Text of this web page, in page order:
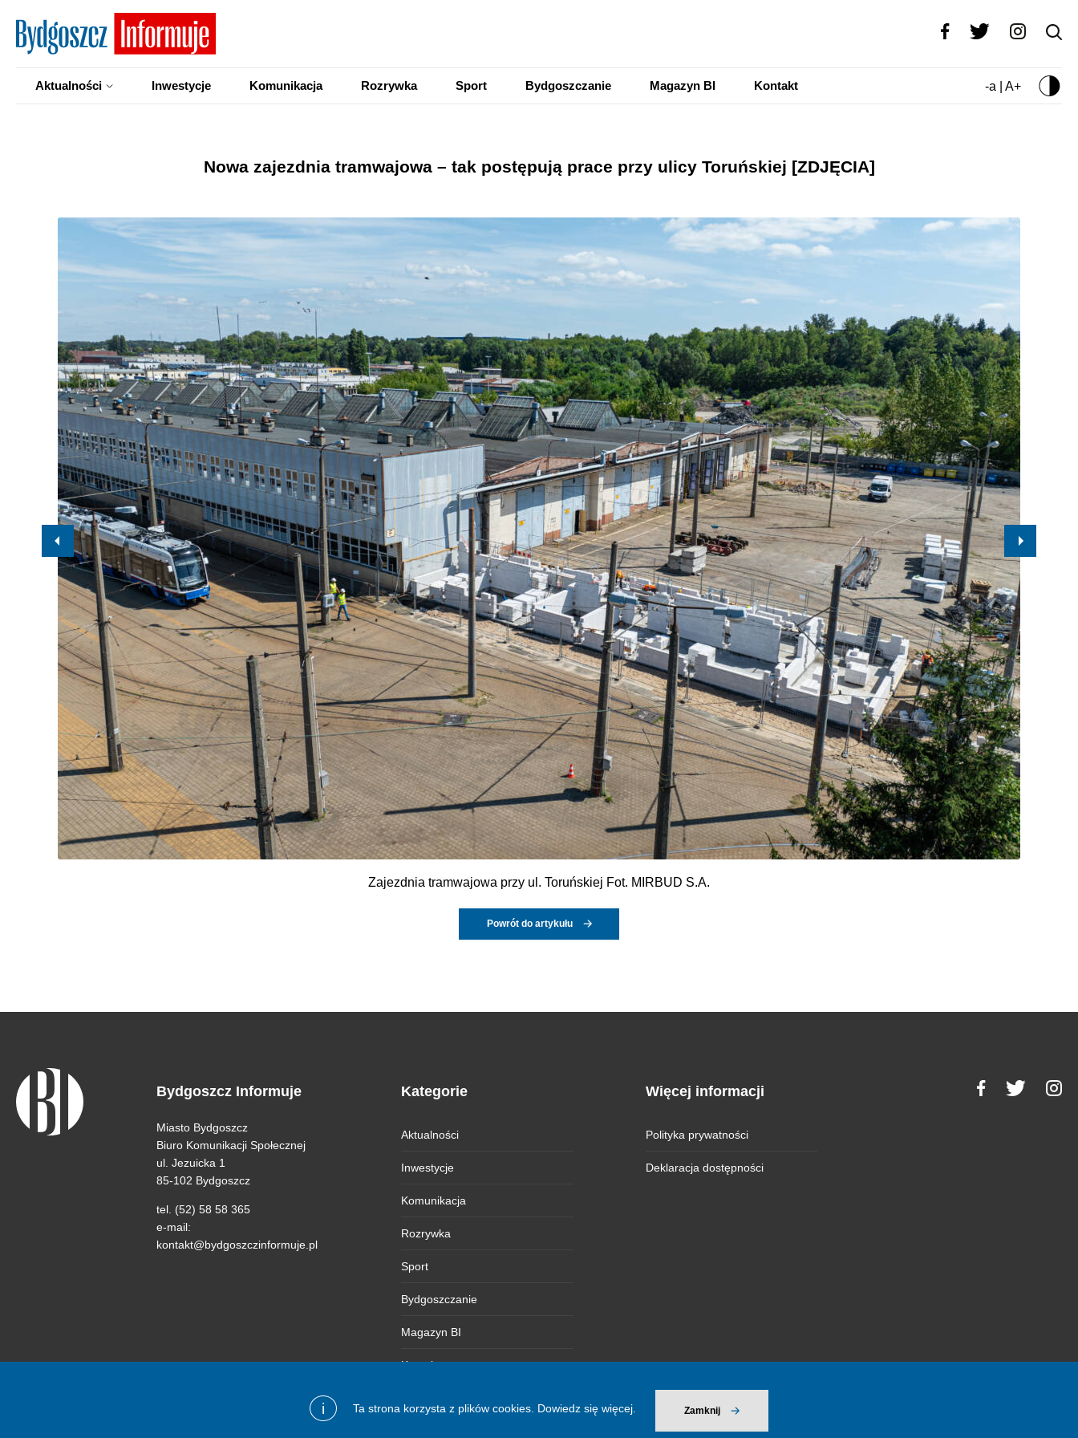
i Ta strona korzysta z plików cookies. Dowiedz się więcej. Zamknij
Aktualności Inwestycje Komunikacja Rozrywka Sport Bydgoszczanie Magazyn BI Kontakt -a | A+
Nowa zajezdnia tramwajowa – tak postępują prace przy ulicy Toruńskiej [ZDJĘCIA]
Zajezdnia tramwajowa przy ul. Toruńskiej Fot. MIRBUD S.A.
Powrót do artykułu
Bydgoszcz Informuje
Miasto Bydgoszcz
Biuro Komunikacji Społecznej
ul. Jezuicka 1
85-102 Bydgoszcz
tel. (52) 58 58 365
e-mail:
kontakt@bydgoszczinformuje.pl
Kategorie
Aktualności
Inwestycje
Komunikacja
Rozrywka
Sport
Bydgoszczanie
Magazyn BI
Kontakt
Więcej informacji
Polityka prywatności
Deklaracja dostępności